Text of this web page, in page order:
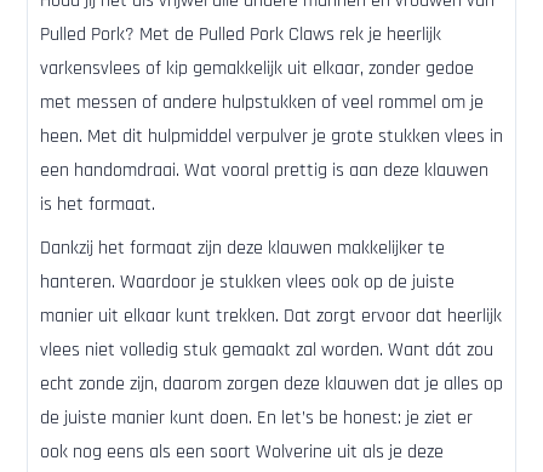
Pulled Pork? Met de Pulled Pork Claws rek je heerlijk
varkensvlees of kip gemakkelijk uit elkaar, zonder gedoe
met messen of andere hulpstukken of veel rommel om je
heen. Met dit hulpmiddel verpulver je grote stukken vlees in
een handomdraai. Wat vooral prettig is aan deze klauwen
is het formaat.
Dankzij het formaat zijn deze klauwen makkelijker te
hanteren. Waardoor je stukken vlees ook op de juiste
manier uit elkaar kunt trekken. Dat zorgt ervoor dat heerlijk
vlees niet volledig stuk gemaakt zal worden. Want dát zou
echt zonde zijn, daarom zorgen deze klauwen dat je alles op
de juiste manier kunt doen. En let’s be honest: je ziet er
ook nog eens als een soort Wolverine uit als je deze